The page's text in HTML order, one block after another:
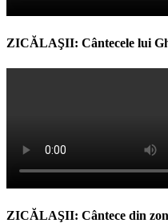
ZICĂLAŞII: Cântecele lui
ZICĂLAŞII: Cântece din